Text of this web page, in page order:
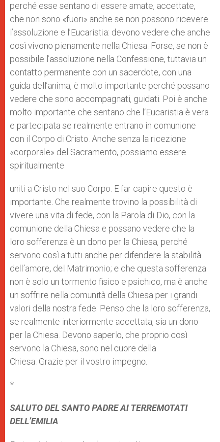
perché esse sentano di essere amate, accettate,
che non sono «fuori» anche se non possono ricevere
l’assoluzione e l’Eucaristia: devono vedere che anche
così vivono pienamente nella Chiesa. Forse, se non è
possibile l’assoluzione nella Confessione, tuttavia un
contatto permanente con un sacerdote, con una
guida dell’anima, è molto importante perché possano
vedere che sono accompagnati, guidati. Poi è anche
molto importante che sentano che l’Eucaristia è vera
e partecipata se realmente entrano in comunione
con il Corpo di Cristo. Anche senza la ricezione
«corporale» del Sacramento, possiamo essere
spiritualmente
uniti a Cristo nel suo Corpo. E far capire questo è
importante. Che realmente trovino la possibilità di
vivere una vita di fede, con la Parola di Dio, con la
comunione della Chiesa e possano vedere che la
loro sofferenza è un dono per la Chiesa, perché
servono così a tutti anche per difendere la stabilità
dell’amore, del Matrimonio; e che questa sofferenza
non è solo un tormento fisico e psichico, ma è anche
un soffrire nella comunità della Chiesa per i grandi
valori della nostra fede. Penso che la loro sofferenza,
se realmente interiormente accettata, sia un dono
per la Chiesa. Devono saperlo, che proprio così
servono la Chiesa, sono nel cuore della
Chiesa. Grazie per il vostro impegno.
*
SALUTO DEL SANTO PADRE AI TERREMOTATI
DELL’EMILIA